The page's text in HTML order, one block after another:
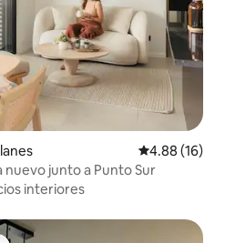
Calificación
4.88 (16)
nuevo junto a Punto Sur
interiores